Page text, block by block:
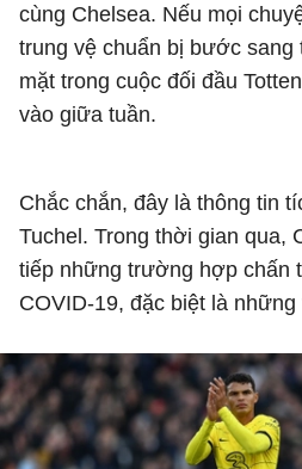
cùng Chelsea. Nếu mọi
trung vệ chuẩn bị bước sang
mặt trong cuộc đối đầu
vào giữa tuần.
Chắc chắn, đây là thông tin
Tuchel. Trong thời gian qua,
tiếp những trường hợp chấn
COVID-19, đặc biệt là